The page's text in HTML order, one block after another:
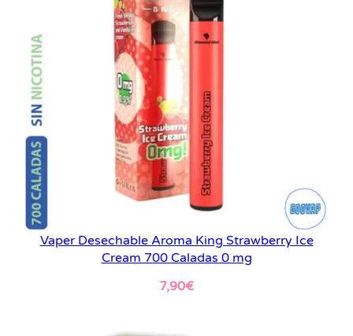
Vaper Desechable Aroma King Strawberry Ice
Cream 700 Caladas 0 mg
7,90€